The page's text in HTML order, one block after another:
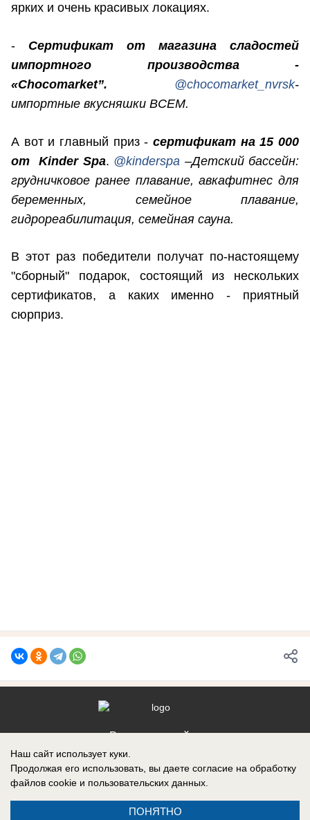
ярких и очень красивых локациях.
- Сертификат от магазина сладостей
импортного производства -
«Chocomarket”. @chocomarket_nvrsk-
импортные вкусняшки ВСЕМ.
А вот и главный приз - сертификат на 15 000
от Kinder Spa. @kinderspa –Детский бассейн:
грудничковое ранее плавание, авкафитнес для
беременных, семейное плавание,
гидрореабилитация, семейная сауна.
В этот раз победители получат по-настоящему
"сборный" подарок, состоящий из нескольких
сертификатов, а каких именно - приятный
сюрприз.
Реклама на сайте
Наш сайт использует куки.
Продолжая его использовать, вы даете согласие на обработку
файлов cookie и пользовательских данных.
ПОНЯТНО